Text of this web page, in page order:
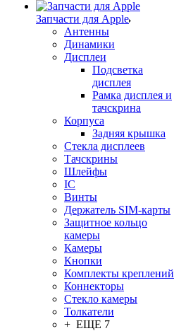
Запчасти для Apple
Антенны
Динамики
Дисплеи
Подсветка
дисплея
Рамка дисплея и
тачскрина
Корпуса
Задняя крышка
Стекла дисплеев
Тачскрины
Шлейфы
IC
Винты
Держатель SIM-карты
Защитное кольцо
камеры
Камеры
Кнопки
Комплекты креплений
Коннекторы
Стекло камеры
Толкатели
+ ЕЩЕ 7